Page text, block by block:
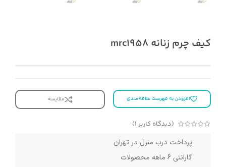
کیف چرم زنانه mrc1958
افزودن به فهرست علاقه‌مندی مقایسه
(دیدگاه کاربر 1
)
پرداخت درب منزل در تهران
گارانتی 6 ماهه محصولات